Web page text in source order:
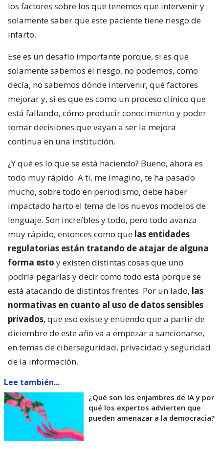
los factores sobre los que tenemos que intervenir y
solamente saber que este paciente tiene riesgo de
infarto.
Ese es un desafío importante porque, si es que
solamente sabemos el riesgo, no podemos, como
decía, no sabemos dónde intervenir, qué factores
mejorar y, si es que es como un proceso clínico que
está fallando, cómo producir conocimiento y poder
tomar decisiones que vayan a ser la mejora
continua en una institución.
¿Y qué es lo que se está haciendo? Bueno, ahora es
todo muy rápido. A ti, me imagino, te ha pasado
mucho, sobre todo en periodismo, debe haber
impactado harto el tema de los nuevos modelos de
lenguaje. Son increíbles y todo, pero todo avanza
muy rápido, entonces como que las entidades
regulatorias están tratando de atajar de alguna
forma esto y existen distintas cosas que uno
podría pegarlas y decir como todo está porque se
está atacando de distintos frentes. Por un lado, las
normativas en cuanto al uso de datos sensibles
privados, que eso existe y entiendo que a partir de
diciembre de este año va a empezar a sancionarse,
en temas de ciberseguridad, privacidad y seguridad
de la información.
Lee también...
¿Qué son los enjambres de IA y por
qué los expertos advierten que
pueden amenazar a la democracia?